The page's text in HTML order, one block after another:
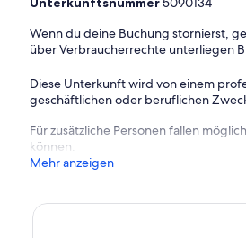
Wenn du deine Buchung stornierst,
über Verbraucherrechte unterliegen
Diese Unterkunft wird von einem
geschäftlichen oder beruflichen
Für zusätzliche Personen fallen
können.
Mehr anzeigen